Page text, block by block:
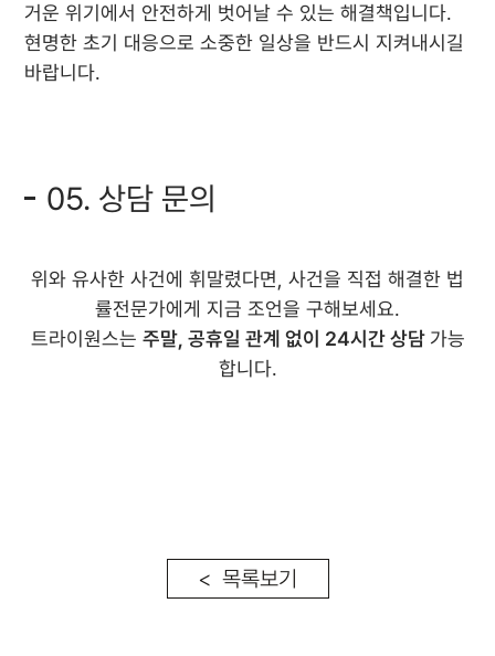
거운 위기에서 안전하게 벗어날 수 있는 해결책입니다.
현명한 초기 대응으로 소중한 일상을 반드시 지켜내시길
바랍니다.
05. 상담 문의
위와 유사한 사건에 휘말렸다면, 사건을 직접 해결한 법
률전문가에게 지금 조언을 구해보세요.
트라이원스는 주말, 공휴일 관계 없이 24시간 상담 가능
합니다.
< 목록보기